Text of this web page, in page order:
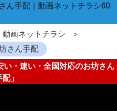
ん手配｜動画ネットチラシ60
動画ネットチラシ
さん手配
・速い・全国対応のお坊さん
」